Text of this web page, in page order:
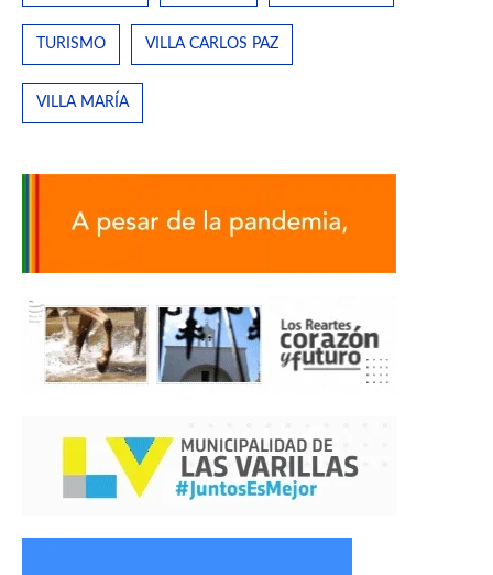
TURISMO VILLA CARLOS PAZ
VILLA MARÍA